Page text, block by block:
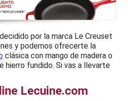
por la marca Le Creuset
y podemos ofrecerte la
clásica con mango de madera o
hierro fundido. Si vas a llevarte
Lecuine.com